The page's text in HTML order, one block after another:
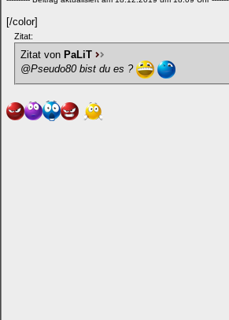
[/color]
Zitat:
Zitat von PaLiT
@Pseudo80 bist du es ?